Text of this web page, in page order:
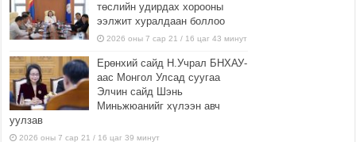
төслийн удирдах хорооны
ээлжит хуралдаан боллоо
2026 оны 7 сар 21 / 16 цаг 43 минут
Ерөнхий сайд Н.Учрал БНХАУ-
аас Монгол Улсад суугаа
Элчин сайд Шэнь
Миньжюанийг хүлээн авч
уулзав
2026 оны 7 сар 21 / 16 цаг 39 минут